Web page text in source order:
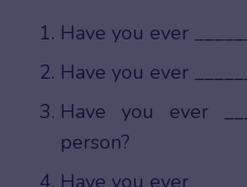
Have you ever
Have you ever
Have you ever
person?